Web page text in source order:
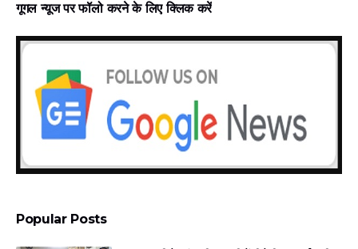
गूगल न्‍यूज पर फॉलो करने के लिए क्लिक करें
Popular Posts